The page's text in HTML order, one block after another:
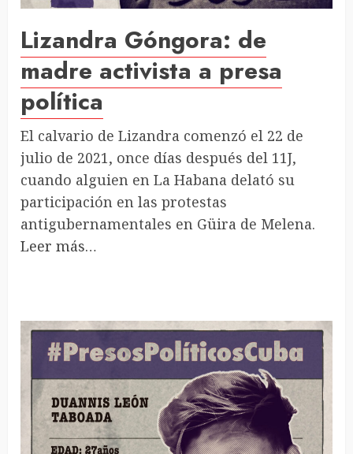
Lizandra Góngora: de
madre activista a presa
política
El calvario de Lizandra comenzó el 22 de
julio de 2021, once días después del 11J,
cuando alguien en La Habana delató su
participación en las protestas
antigubernamentales en Güira de Melena.
Leer más…